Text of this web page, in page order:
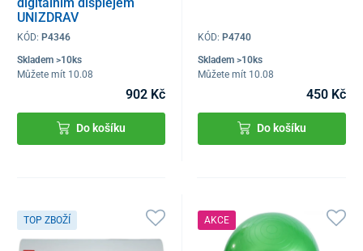
UNIZDRAV
KÓD: P4346
Skladem >10ks
Můžete mít 10.08
902 Kč
Do košíku
KÓD:P4740
Skladem >10ks
Můžete mít 10.08
450 Kč
Do košíku
TOP ZBOŽÍ AKCE